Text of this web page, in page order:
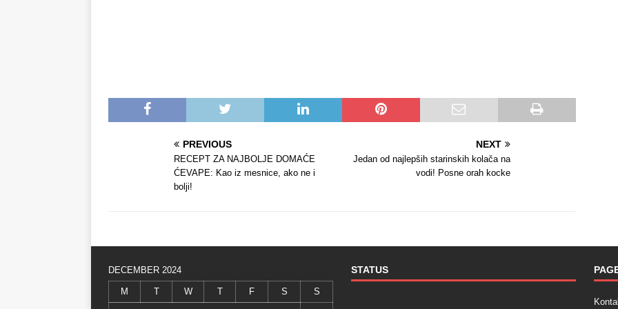
PREVIOUS
RECEPT ZA NAJBOLJE DOMAĆE
ĆEVAPE: Kao iz mesnice, ako ne i
bolji!
NEXT
Jedan od najlepših starinskih kolača na
vodi! Posne orah kocke
DECEMBER 2024
M T W T F S S
STATUS